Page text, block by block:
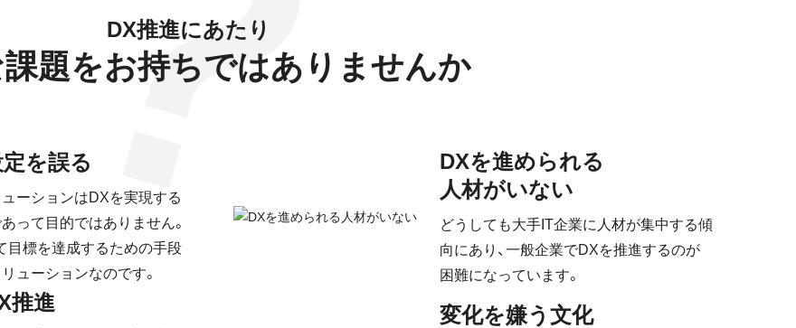
DX推進にあたり
題をお持ちではありませんか
を誤る
ーションはDXを実現する
って目的ではありません。
目標を達成するための手段
ューションなのです。
DXを進められる
人材がいない
どうしても大手IT企業に人材が集中する傾
向にあり、一般企業でDXを推進するのが
困難になっています。
推進
変化を嫌う文化